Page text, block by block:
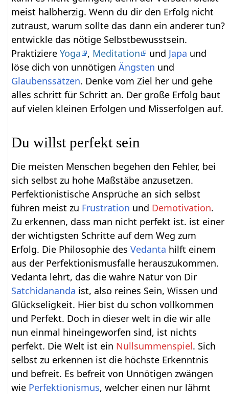
meist halbherzig. Wenn du dir den Erfolg nicht
zutraust, warum sollte das dann ein anderer tun?
entwickle das nötige Selbstbewusstsein.
PraktiziereYoga , Meditation und Japa und
löse dich von unnötigenÄngsten und
Glaubenssätzen. Denke vom Ziel her und gehe
alles schritt für Schritt an. Der große Erfolg baut
auf vielen kleinen Erfolgen und Misserfolgen auf.
Du willst perfekt sein
Die meisten Menschen begehen den Fehler, bei
sich selbst zu hohe Maßstäbe anzusetzen.
Perfektionistische Ansprüche an sich selbst
führen meist zu Frustration und Demotivation.
Zu erkennen, dass man nicht perfekt ist. ist einer
der wichtigsten Schritte auf dem Weg zum
Erfolg. Die Philosophie desVedanta hilft einem
aus der Perfektionismusfalle herauszukommen.
Vedanta lehrt, das die wahre Natur von Dir
Satchidananda ist, also reines Sein, Wissen und
Glückseligkeit. Hier bist du schon vollkommen
und Perfekt. Doch in dieser welt in die wir alle
nun einmal hineingeworfen sind, ist nichts
perfekt. Die Welt ist ein Nullsummenspiel. Sich
selbst zu erkennen ist die höchste Erkenntnis
und befreit. Es befreit von Unnötigen zwängen
wie Perfektionismus, welcher einen nur lähmt